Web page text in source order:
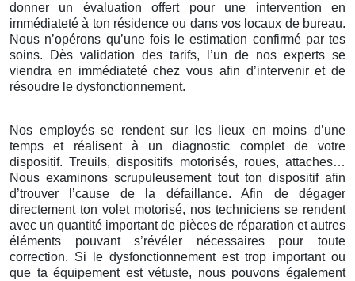
donner un évaluation offert pour une intervention en
immédiateté à ton résidence ou dans vos locaux de bureau.
Nous n’opérons qu’une fois le estimation confirmé par tes
soins. Dès validation des tarifs, l’un de nos experts se
viendra en immédiateté chez vous afin d’intervenir et de
résoudre le dysfonctionnement.
Nos employés se rendent sur les lieux en moins d’une
temps et réalisent à un diagnostic complet de votre
dispositif. Treuils, dispositifs motorisés, roues, attaches…
Nous examinons scrupuleusement tout ton dispositif afin
d’trouver l’cause de la défaillance. Afin de dégager
directement ton volet motorisé, nos techniciens se rendent
avec un quantité important de pièces de réparation et autres
éléments pouvant s’révéler nécessaires pour toute
correction. Si le dysfonctionnement est trop important ou
que ta équipement est vétuste, nous pouvons également